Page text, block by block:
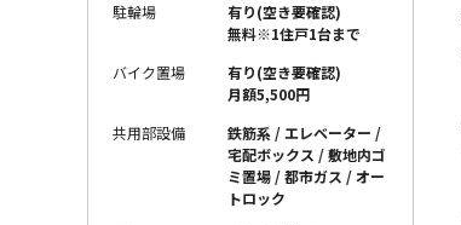
駐輪場
有り(空き要確認)
無料※1住戸1台まで
バイク置場
有り(空き要確認)
月額5,500円
共用部設備
鉄筋系 / エレベーター /
宅配ボックス / 敷地内ゴ
ミ置場 / 都市ガス / オー
トロック